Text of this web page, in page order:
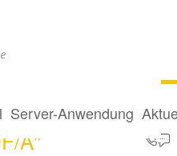
Server-Anwendung
getaggt
A"